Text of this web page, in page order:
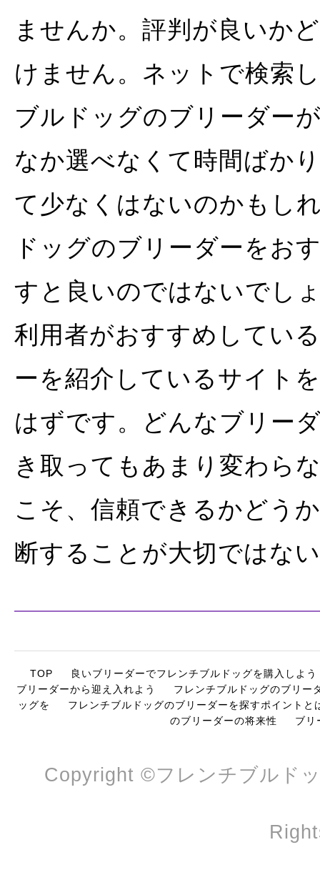
ませんか。評判が良いか
けません。ネットで検索
ブルドッグのブリーダー
なか選べなくて時間ばか
て少なくはないのかもし
ドッグのブリーダーをお
すと良いのではないでし
利用者がおすすめしてい
ーを紹介しているサイト
はずです。どんなブリー
き取ってもあまり変わら
こそ、信頼できるかどう
断することが大切ではな
TOP
良いブリーダーでフレンチブルドッグを購入しよう
ブリーダーから迎え入れよう
フレンチブルドッグのブリー
ッグを
フレンチブルドッグのブリーダーを探すポイントと
のブリーダーの将来性
ブリ
Copyright ©フレンチブルド